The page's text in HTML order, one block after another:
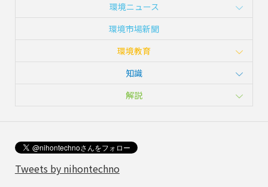
環境ニュース
環境市場新聞
環境教育
知識
解説
Tweets by nihontechno